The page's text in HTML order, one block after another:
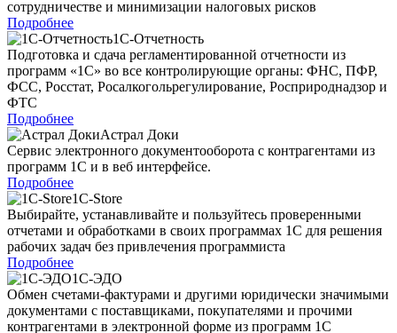
сотрудничестве и минимизации налоговых рисков
Подробнее
1С-Отчетность
Подготовка и сдача регламентированной отчетности из
программ «1С» во все контролирующие органы: ФНС, ПФР,
ФСС, Росстат, Росалкогольрегулирование, Росприроднадзор и
ФТС
Подробнее
Астрал Доки
Сервис электронного документооборота с контрагентами из
программ 1С и в веб интерфейсе.
Подробнее
1C-Store
Выбирайте, устанавливайте и пользуйтесь проверенными
отчетами и обработками в своих программах 1С для решения
рабочих задач без привлечения программиста
Подробнее
1С-ЭДО
Обмен счетами-фактурами и другими юридически значимыми
документами с поставщиками, покупателями и прочими
контрагентами в электронной форме из программ 1С